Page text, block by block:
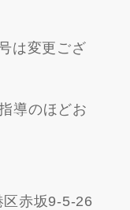
は変更ござ
導のほどお
赤坂9-5-26